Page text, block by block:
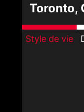
Toronto,
Style de vie